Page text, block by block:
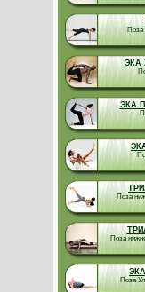
Поза
ЭКА
ЭКА
Поза
Поза
Поза